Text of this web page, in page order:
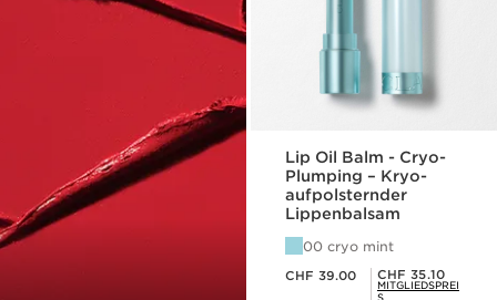
Lip Oil Balm - Cryo-
Plumping – Kryo-
aufpolsternder
Lippenbalsam
00 cryo mint
CHF 39.00 Mitgliederpreis CHF 35.10
CHF 35.10
MITGLIEDSPREI
S